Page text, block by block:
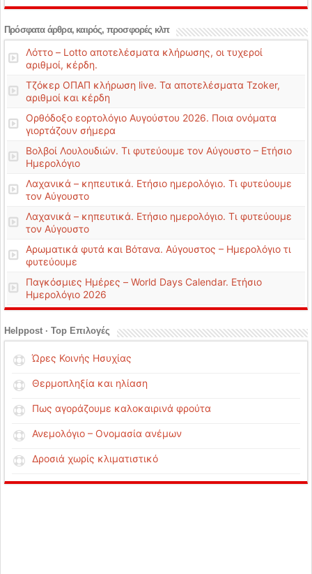
Πρόσφατα άρθρα, καιρός, προσφορές κλπ
Λόττο – Lotto αποτελέσματα κλήρωσης, οι τυχεροί
αριθμοί, κέρδη.
Τζόκερ ΟΠΑΠ κλήρωση live. Τα αποτελέσματα Tzoker,
αριθμοί και κέρδη
Ορθόδοξο εορτολόγιο Αυγούστου 2026. Ποια ονόματα
γιορτάζουν σήμερα
Βολβοί Λουλουδιών. Τι φυτεύουμε τον Αύγουστο – Ετήσιο
Ημερολόγιο
Λαχανικά – κηπευτικά. Ετήσιο ημερολόγιο. Τι φυτεύουμε
τον Αύγουστο
Λαχανικά – κηπευτικά. Ετήσιο ημερολόγιο. Τι φυτεύουμε
τον Αύγουστο
Αρωματικά φυτά και Βότανα. Αύγουστος – Ημερολόγιο τι
φυτεύουμε
Παγκόσμιες Ημέρες – World Days Calendar. Ετήσιο
Ημερολόγιο 2026
Helppost · Top Επιλογές
Ώρες Κοινής Ησυχίας
Θερμοπληξία και ηλίαση
Πως αγοράζουμε καλοκαιρινά φρούτα
Ανεμολόγιο – Ονομασία ανέμων
Δροσιά χωρίς κλιματιστικό